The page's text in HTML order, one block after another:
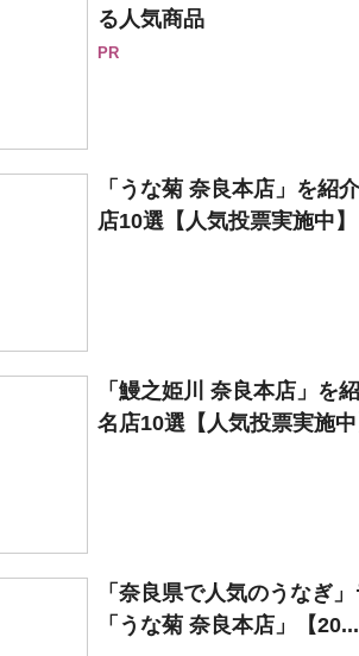
る人気商品
PR
「うな菊 奈良本店」を
店10選【人気投票実施中】
「鰻之姫川 奈良本店」
名店10選【人気投票実施中
「奈良県で人気のうなぎ
「うな菊 奈良本店」【20...